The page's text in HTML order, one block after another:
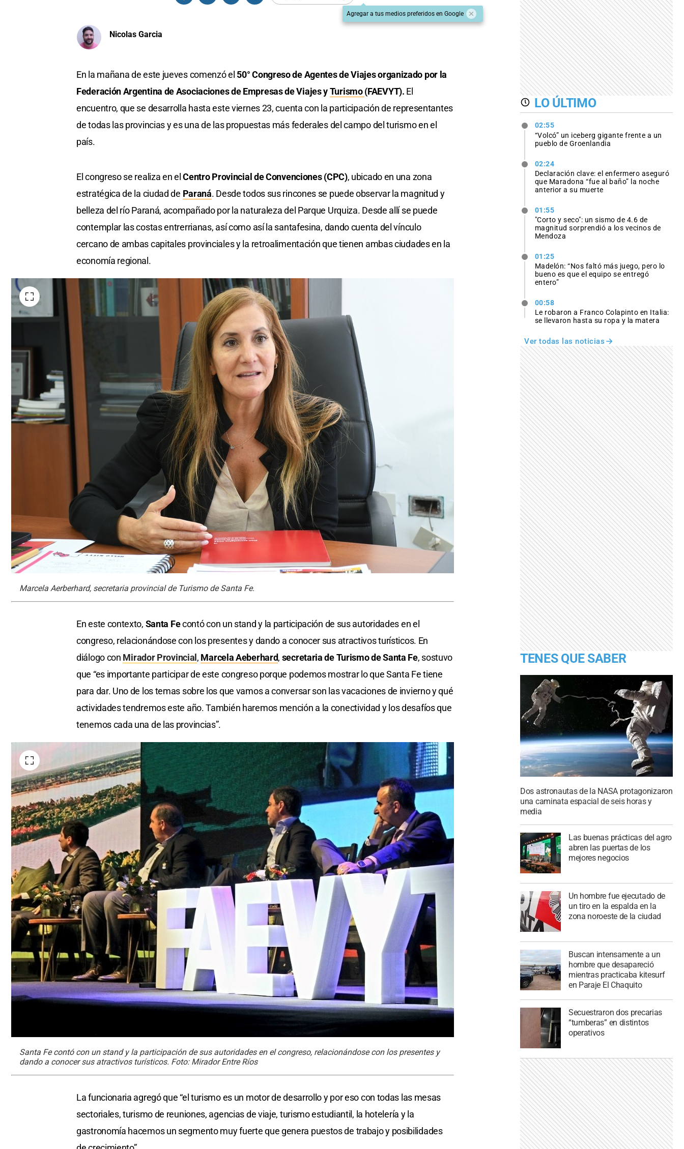
Agregar a tus medios preferidos en Google
Nicolas Garcia
En la mañana de este jueves comenzó el 50° Congreso de Agentes de Viajesorganizado por la
Federación Argentina de Asociaciones de Empresas de Viajes yTurismo(FAEVYT). El
encuentro, que se desarrolla hasta este viernes 23, cuenta con la participación de representantes
de todas las provincias y es una de las propuestas más federales del campo del turismo en el
país.
El congreso se realiza en el Centro Provincial de Convenciones (CPC), ubicado en una zona
estratégica de la ciudad de Paraná. Desde todos sus rincones se puede observar la magnitud y
belleza del río Paraná, acompañado por la naturaleza del Parque Urquiza. Desde allí se puede
contemplar las costas entrerrianas, así como así la santafesina, dando cuenta del vínculo
cercano de ambas capitales provinciales y la retroalimentación que tienen ambas ciudades en la
economía regional.
Marcela Aerberhard, secretaria provincial de Turismo de Santa Fe.
En este contexto, Santa Fecontó con un stand y la participación de sus autoridades en el
congreso, relacionándose con los presentes y dando a conocer sus atractivos turísticos. En
diálogo con Mirador Provincial , Marcela Aeberhard, secretaria de Turismo de Santa Fe, sostuvo
que “es importante participar de este congreso porque podemos mostrar lo que Santa Fe tiene
para dar. Uno de los temas sobre los que vamos a conversar son las vacaciones de invierno y qué
actividades tendremos este año. También haremos mención a la conectividad y los desafíos que
tenemos cada una de las provincias”.
Santa Fe contó con un stand y la participación de sus autoridades en el congreso, relacionándose con los presentes y
dando a conocer sus atractivos turísticos. Foto: Mirador Entre Ríos
La funcionaria agregó que “el turismo es un motor de desarrollo y por eso con todas las mesas
sectoriales, turismo de reuniones, agencias de viaje, turismo estudiantil, la hotelería y la
gastronomía hacemos un segmento muy fuerte que genera puestos de trabajo y posibilidades
LO ÚLTIMO
02:55
“Volcó” un iceberg gigante frente a un
pueblo de Groenlandia
02:24
Declaración clave: el enfermero aseguró
que Maradona “fue al baño” la noche
anterior a su muerte
01:55
"Corto y seco": un sismo de 4.6 de
magnitud sorprendió a los vecinos de
Mendoza
01:25
Madelón: “Nos faltó más juego, pero lo
bueno es que el equipo se entregó
entero”
00:58
Le robaron a Franco Colapinto en Italia:
se llevaron hasta su ropa y la matera
Ver todas las noticias
TENES QUE SABER
Dos astronautas de la NASA protagonizaron
una caminata espacial de seis horas y
media
Las buenas prácticas del agro
abren las puertas de los
mejores negocios
Un hombre fue ejecutado de
un tiro en la espalda en la
zona noroeste de la ciudad
Buscan intensamente a un
hombre que desapareció
mientras practicaba kitesurf
en Paraje El Chaquito
Secuestraron dos precarias
“tumberas” en distintos
operativos